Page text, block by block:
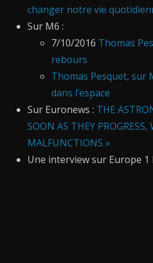
changer notre vie
Sur M6 :
7/10/2016 Thomas
rebours
Thomas Pesquet, sur
dans l’espace
Sur Euronews : THE
SOON AS THEY
MALFUNCTIONS »
Une interview sur Europe 1